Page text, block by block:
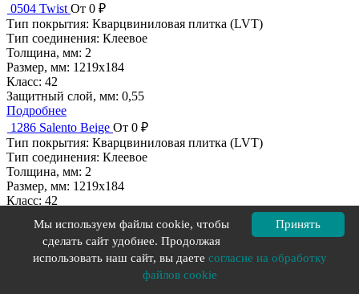
0504 Twist От 0 ₽
Тип покрытия: Кварцвиниловая плитка (LVT)
Тип соединения: Клеевое
Толщина, мм: 2
Размер, мм: 1219x184
Класс: 42
Защитный слой, мм: 0,55
Подробнее
1286 Salento Beige От 0 ₽
Тип покрытия: Кварцвиниловая плитка (LVT)
Тип соединения: Клеевое
Толщина, мм: 2
Размер, мм: 1219x184
Класс: 42
Подробнее
0850 Cedar Brown От 0 ₽
Тип покрытия: Кварцвиниловая плитка (LVT)
Клеевое
Принять
Мы используем файлы cookie, чтобы
сделать сайт удобнее. Продолжая
использовать наш сайт, вы даете согласие на обработку
файлов cookie